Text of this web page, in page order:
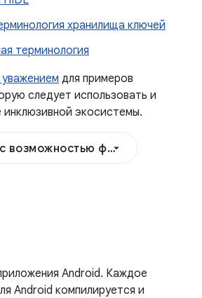
хранилища ключей
терминология
для примеров
следует использовать и
инклюзивной экосистемы.
возможностью фильтрации)
Android. Каждое
Android компилируется и